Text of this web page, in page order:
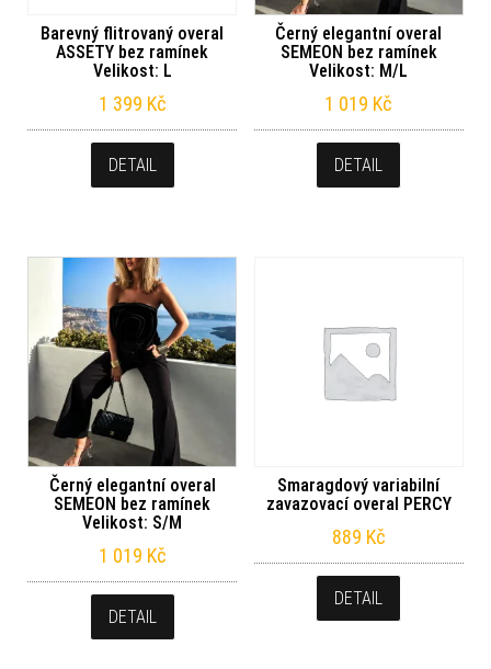
Barevný flitrovaný overal
ASSETY bez ramínek
Velikost: L
1 399 Kč
DETAIL
Černý elegantní overal
SEMEON bez ramínek
Velikost: M/L
1 019 Kč
DETAIL
Černý elegantní overal
SEMEON bez ramínek
Velikost: S/M
1 019 Kč
DETAIL
Smaragdový variabilní
zavazovací overal PERCY
889 Kč
DETAIL